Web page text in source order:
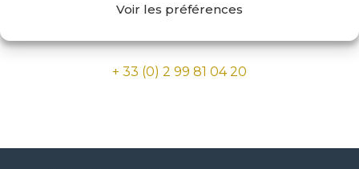
Voir les préférences
+ 33 (0) 2 99 81 04 20